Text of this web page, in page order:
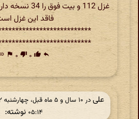
فاقد این غزل
reply
thumb_up ۰ thumb_down ۰ flag
علی
۰۵:۱۴ نوشته: